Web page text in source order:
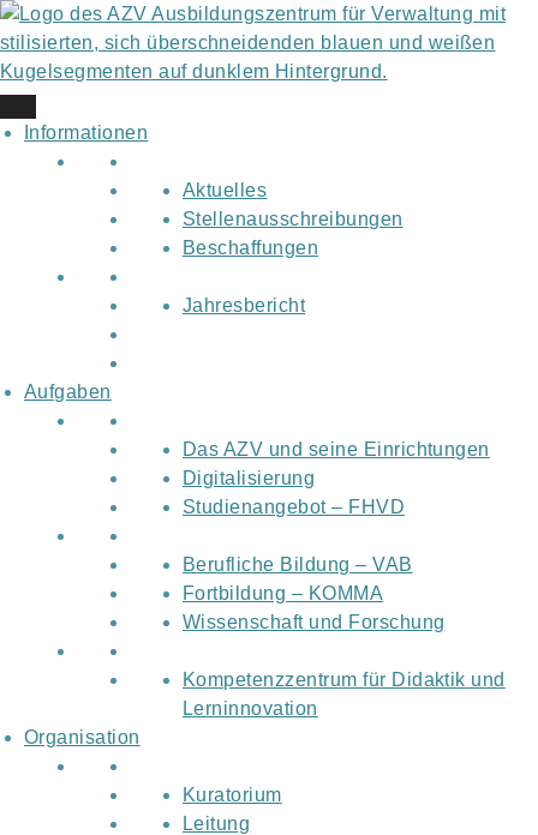
Skip
to
content
Informationen
Aktuelles
Stellenausschreibungen
Beschaffungen
Jahresbericht
Aufgaben
Das AZV und seine Einrichtungen
Digitalisierung
Studienangebot – FHVD
Berufliche Bildung – VAB
Fortbildung – KOMMA
Wissenschaft und Forschung
Kompetenzzentrum für Didaktik und
Lerninnovation
Organisation
Kuratorium
Leitung